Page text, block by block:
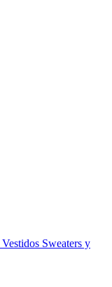
Vestidos Sweaters y